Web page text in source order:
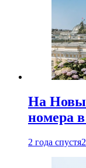
На
номера
2 года спустя